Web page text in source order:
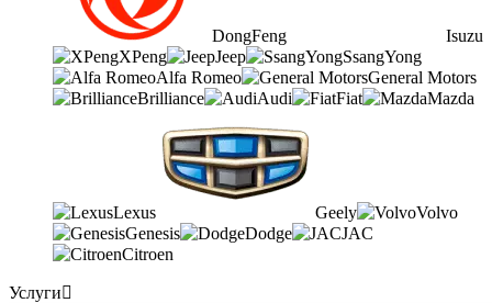
DongFeng
Isuzu
XPeng
Jeep
SsangYong
Alfa Romeo
General Motors
Brilliance
Audi Fiat Mazda
Lexus Geely
Volvo
Genesis
Dodge
JAC
Citroen
Услуги